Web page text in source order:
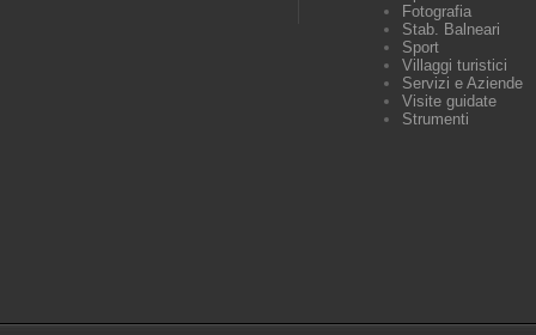
Fotografia
Stab. Balneari
Sport
Villaggi turistici
Servizi e Aziende
Visite guidate
Strumenti